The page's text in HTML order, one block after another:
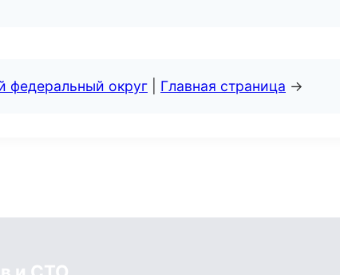
федеральный округ Главная страница →